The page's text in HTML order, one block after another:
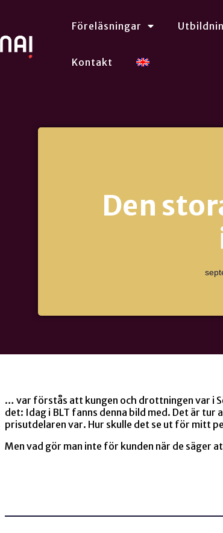
Föreläsningar
Kontakt
Den
… var förstås att kungen och drottningen var i
det: Idag i BLT fanns denna bild med. Det är tur
prisutdelaren var. Hur skulle det se ut för mitt
Men vad gör man inte för kunden när de säger